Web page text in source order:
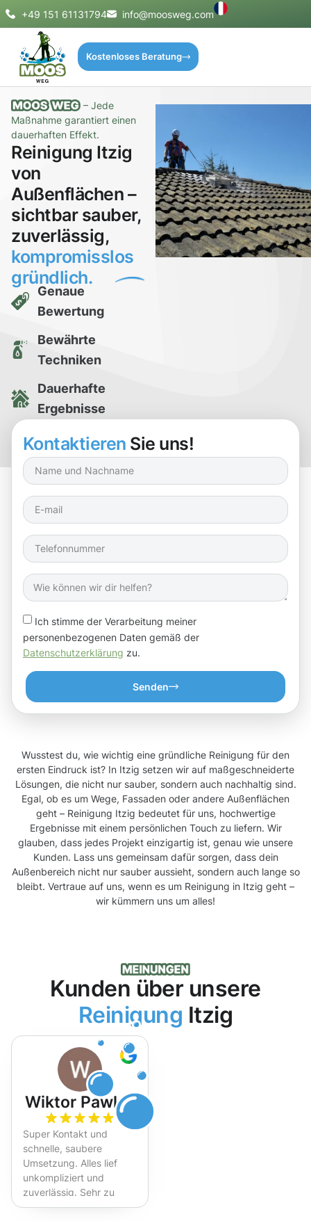
+49 151 61131794 info@moosweg.com
Kostenloses Beratung
– Jede
Maßnahme garantiert einen
dauerhaften Effekt.
Reinigung Itzig
von
Außenflächen –
sichtbar sauber,
zuverlässig,
kompromisslos
gründlich.
Genaue
Bewertung
Bewährte
Techniken
Dauerhafte
Ergebnisse
Kostenlose
Reinigungsprobe
Kontaktieren Sie uns!
Ich stimme der Verarbeitung meiner
personenbezogenen Daten gemäß der
Datenschutzerklärung zu.
Senden
Wusstest du, wie wichtig eine gründliche Reinigung für den
ersten Eindruck ist? In Itzig setzen wir auf maßgeschneiderte
Lösungen, die nicht nur sauber, sondern auch nachhaltig sind.
Egal, ob es um Wege, Fassaden oder andere Außenflächen
geht – Reinigung Itzig bedeutet für uns, hochwertige
Ergebnisse mit einem persönlichen Touch zu liefern. Wir
glauben, dass jedes Projekt einzigartig ist, genau wie unsere
Kunden. Lass uns gemeinsam dafür sorgen, dass dein
Außenbereich nicht nur sauber aussieht, sondern auch lange so
bleibt. Vertraue auf uns, wenn es um Reinigung in Itzig geht –
wir kümmern uns um alles!
Kunden über unsere
Reinigung Itzig
Wiktor Pawlak
Super Kontakt und
schnelle, saubere
Umsetzung. Alles lief
unkompliziert und
zuverlässig. Sehr zu
empfehlen!